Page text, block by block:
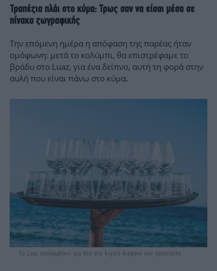
Τραπέζια πλάι στο κύμα: Τρως σαν να είσαι μέσα σε
πίνακα ζωγραφικής
Την επόμενη ημέρα η απόφαση της παρέας ήταν
ομόφωνη: μετά το κολύμπι, θα επιστρέφαμε το
βράδυ στο Luaz, για ένα δείπνο, αυτή τη φορά στην
αυλή που είναι πάνω στο κύμα.
Το Luaz απολαμβάνει μια θέα στο Αιγαίο διάφανη σαν κρύσταλλο.